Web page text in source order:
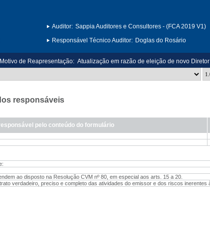
Auditor: Sappia Auditores e Consultores - (FCA 2019 V1)
Responsável Técnico Auditor: Doglas do Rosário
Motivo de Reapresentação: Atualização em razão de eleição de novo Diretor